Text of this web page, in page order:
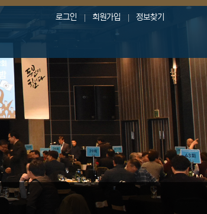
로그인 회원가입 정보찾기